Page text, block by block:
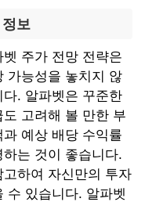
보
주가 전망 전략은
가능성을 놓치지 않
. 알파벳은 꾸준한
고려해 볼 만한 부
예상 배당 수익률
는 것이 좋습니다.
하여 자신만의 투자
수 있습니다. 알파벳